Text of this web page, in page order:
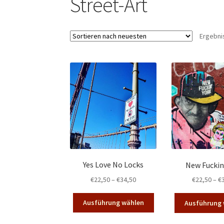
Yes Love No Locks
€22,50–€34,50Preisspanne:
bis
€34,50
Ausführung wählen
New
€22,50–€
Ausführung